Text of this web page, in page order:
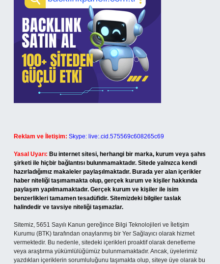
Reklam ve İletişim: Skype: live:.cid.575569c608265c69
Yasal Uyarı: Bu internet sitesi, herhangi bir marka, kurum veya şahıs
şirketi ile hiçbir bağlantısı bulunmamaktadır. Sitede yalnızca kendi
hazırladığımız makaleler paylaşılmaktadır. Burada yer alan içerikler
haber niteliği taşımamakta olup, gerçek kurum ve kişiler hakkında
paylaşım yapılmamaktadır. Gerçek kurum ve kişiler ile isim
benzerlikleri tamamen tesadüfidir. Sitemizdeki bilgiler taslak
halindedir ve tavsiye niteliği taşımazlar.
Sitemiz, 5651 Sayılı Kanun gereğince Bilgi Teknolojileri ve İletişim
Kurumu (BTK) tarafından onaylanmış bir Yer Sağlayıcı olarak hizmet
vermektedir. Bu nedenle, sitedeki içerikleri proaktif olarak denetleme
veya araştırma yükümlülüğümüz bulunmamaktadır. Ancak, üyelerimiz
yazdıkları içeriklerin sorumluluğunu taşımakta olup, siteye üye olarak bu